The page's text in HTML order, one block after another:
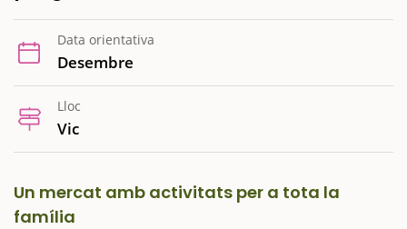
Data orientativa
Desembre
Lloc
Vic
Un mercat amb activitats per a tota la
família